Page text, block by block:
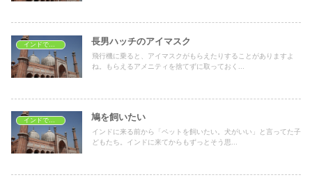
インドで子育て 長男ハッチのアイマスク
飛行機に乗ると、アイマスクがもらえたりすることがありますよ
ね。もらえるアメニティを捨てずに取っておく...
インドで子育て 鳩を飼いたい
インドに来る前から「ペットを飼いたい。犬がいい」と言ってた子
どもたち。インドに来てからもずっとそう思...